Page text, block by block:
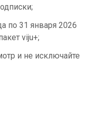
по 31 января 2026
viju+;
и не исключайте